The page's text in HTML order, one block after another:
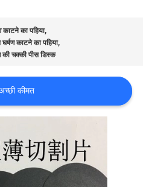
काटने का पहिया,
काटने का पहिया,
की चक्की पीस डिस्क
कीमत